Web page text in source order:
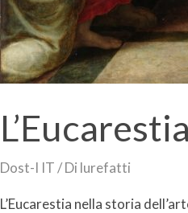
Dost-I IT/ Di lurefatti
L’Eucarestia nella storia